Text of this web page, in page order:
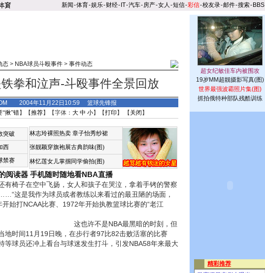
新闻-体育-娱乐-财经- IT-汽车-房产-女人 -短信-彩信-校友录-邮件-搜索- BBS
态> NBA球员斗殴事件> 事件动态
拳和泣声-斗殴事件全景回放
2004年11月22日10:59 篮球先锋报
“揪”错】【推荐】【字体： 大 中 小】【打印 】 【 关闭 】
突破
西
禁赛
林志玲裸照热卖 章子怡秀纱裙
张靓颖穿旗袍展古典韵味(图)
林忆莲女儿掌掴同学偷拍(图)
阅读器 手机随时随地看NBA直播
椅子在空中飞扬，女人和孩子在哭泣，拿着手铐的警察
这是我作为球员或者教练以来看过的最丑陋的场面，
始打NCAA比赛、1972年开始执教篮球比赛的“老江
这也许不是NBA最黑暗的时刻，但
时间11月19日晚，在步行者97比82击败活塞的比赛
等球员还冲上看台与球迷发生打斗，引发NBA58年来最大
19岁MM超靓摄影写真(图)
世界最强波霸照片集(图)
抓拍俄特种部队残酷训练